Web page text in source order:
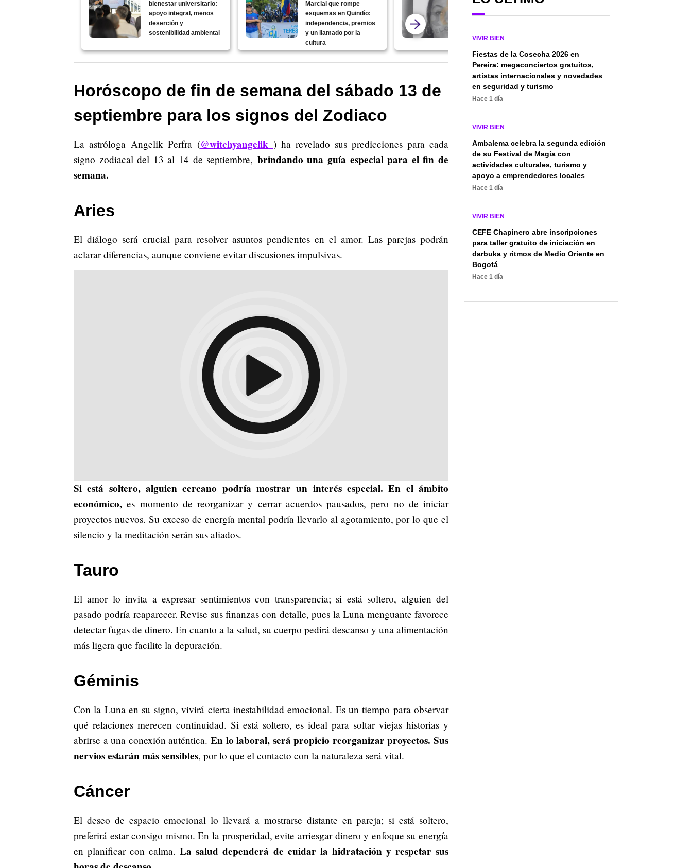
bienestar universitario:
apoyo integral, menos
deserción y
sostenibilidad ambiental
Marcial que rompe
esquemas en Quindío:
independencia, premios
y un llamado por la
cultura
reabre debate: ¿Está
haciendo el Quindío lo
Horóscopo de fin de semana del sábado 13 de
septiembre para los signos del Zodiaco
La astróloga Angelik Perfra (@witchyangelik ) ha revelado sus predicciones para cada
signo zodiacal del 13 al 14 de septiembre, brindando una guía especial para el fin de
semana.
Aries
El diálogo será crucial para resolver asuntos pendientes en el amor. Las parejas podrán
aclarar diferencias, aunque conviene evitar discusiones impulsivas.
Si está soltero, alguien cercano podría mostrar un interés especial. En el ámbito
económico, es momento de reorganizar y cerrar acuerdos pausados, pero no de iniciar
proyectos nuevos. Su exceso de energía mental podría llevarlo al agotamiento, por lo que el
silencio y la meditación serán sus aliados.
Tauro
El amor lo invita a expresar sentimientos con transparencia; si está soltero, alguien del
pasado podría reaparecer. Revise sus finanzas con detalle, pues la Luna menguante favorece
detectar fugas de dinero. En cuanto a la salud, su cuerpo pedirá descanso y una alimentación
más ligera que facilite la depuración.
Géminis
Con la Luna en su signo, vivirá cierta inestabilidad emocional. Es un tiempo para observar
qué relaciones merecen continuidad. Si está soltero, es ideal para soltar viejas historias y
abrirse a una conexión auténtica. En lo laboral, será propicio reorganizar proyectos. Sus
nervios estarán más sensibles, por lo que el contacto con la naturaleza será vital.
Cáncer
El deseo de espacio emocional lo llevará a mostrarse distante en pareja; si está soltero,
preferirá estar consigo mismo. En la prosperidad, evite arriesgar dinero y enfoque su energía
en planificar con calma.La salud dependerá de cuidar la hidratación y respetar sus
VIVIR BIEN
Fiestas de la Cosecha 2026 en
Pereira: megaconciertos gratuitos,
artistas internacionales y novedades
en seguridad y turismo
Hace 1 día
VIVIR BIEN
Ambalema celebra la segunda edición
de su Festival de Magia con
actividades culturales, turismo y
apoyo a emprendedores locales
Hace 1 día
VIVIR BIEN
CEFE Chapinero abre inscripciones
para taller gratuito de iniciación en
darbuka y ritmos de Medio Oriente en
Bogotá
Hace 1 día